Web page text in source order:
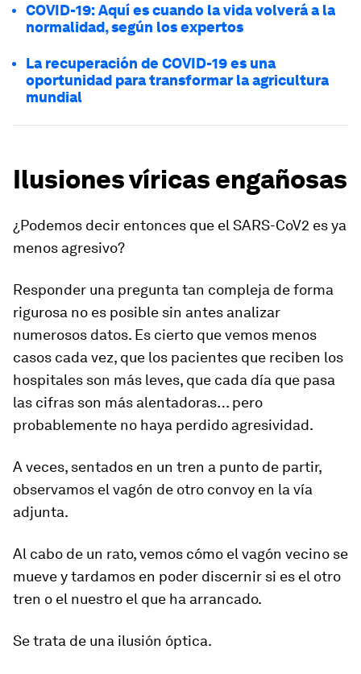
COVID-19: Aquí es cuando la vida volverá a la
normalidad, según los expertos
La recuperación de COVID-19 es una
oportunidad para transformar la agricultura
mundial
Ilusiones víricas engañosas
¿Podemos decir entonces que el SARS-CoV2 es ya
menos agresivo?
Responder una pregunta tan compleja de forma
rigurosa no es posible sin antes analizar
numerosos datos. Es cierto que vemos menos
casos cada vez, que los pacientes que reciben los
hospitales son más leves, que cada día que pasa
las cifras son más alentadoras… pero
probablemente no haya perdido agresividad.
A veces, sentados en un tren a punto de partir,
observamos el vagón de otro convoy en la vía
adjunta.
Al cabo de un rato, vemos cómo el vagón vecino se
mueve y tardamos en poder discernir si es el otro
tren o el nuestro el que ha arrancado.
Se trata de una ilusión óptica.